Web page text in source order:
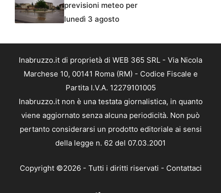
previsioni meteo per
lunedì 3 agosto
Inabruzzo.it di proprietà di WEB 365 SRL - Via Nicola
Marchese 10, 00141 Roma (RM) - Codice Fiscale e
Partita I.V.A. 12279101005
Inabruzzo.it non è una testata giornalistica, in quanto
viene aggiornato senza alcuna periodicità. Non può
pertanto considerarsi un prodotto editoriale ai sensi
della legge n. 62 del 07.03.2001
Copyright ©2026 - Tutti i diritti riservati - Contattaci